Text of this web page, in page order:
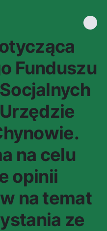
Funduszu
na celu
opinii
na temat
ze